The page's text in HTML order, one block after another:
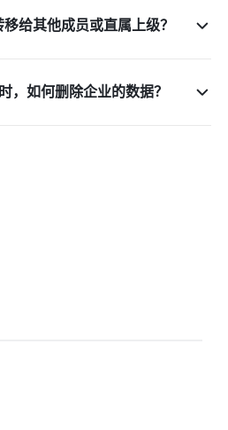
给其他成员或直属上级？
，如何删除企业的数据？